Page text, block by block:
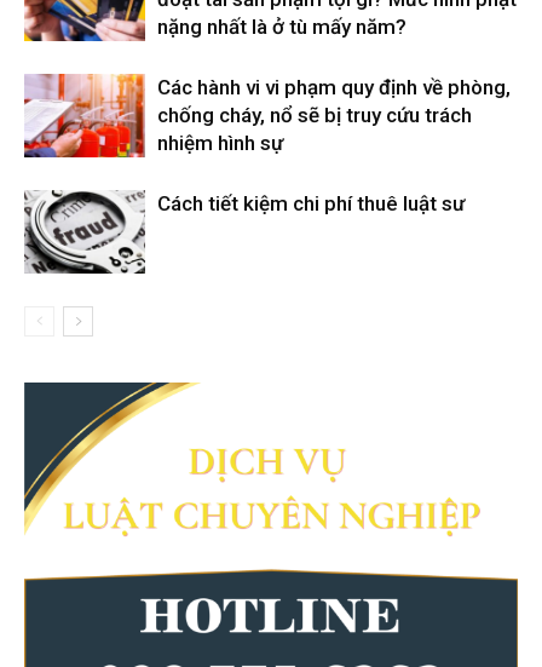
nặng nhất là ở tù mấy năm?
Các hành vi vi phạm quy định về phòng,
chống cháy, nổ sẽ bị truy cứu trách
nhiệm hình sự
Cách tiết kiệm chi phí thuê luật sư